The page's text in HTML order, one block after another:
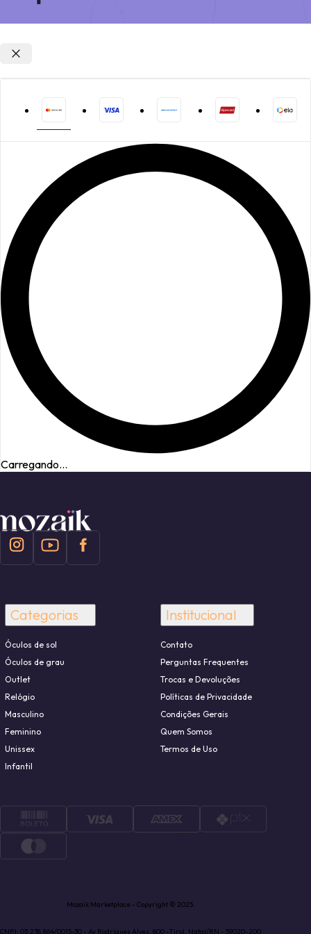
Carregando...
Categorias
Óculos de sol
Óculos de grau
Outlet
Relógio
Masculino
Feminino
Unissex
Infantil
Institucional
Contato
Perguntas Frequentes
Trocas e Devoluções
Políticas de Privacidade
Condições Gerais
Quem Somos
Termos de Uso
Mozaik Marketplace - Copyright © 2025.
CNPJ: 03.238.864/0015-30 - Av Rodrigues Alves, 800 -Tirol, Natal/RN - 59020-200